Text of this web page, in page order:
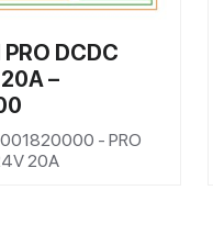
DCDC
–
- PRO
20A